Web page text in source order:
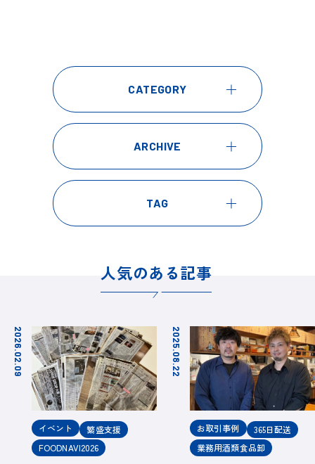
CATEGORY
ARCHIVE
TAG
人気のある記事
2026.02.09
イベント
繁盛支援
FOODNAVI2026
2025.08.22
お取引事例
365日配送
業務用酒類食品卸